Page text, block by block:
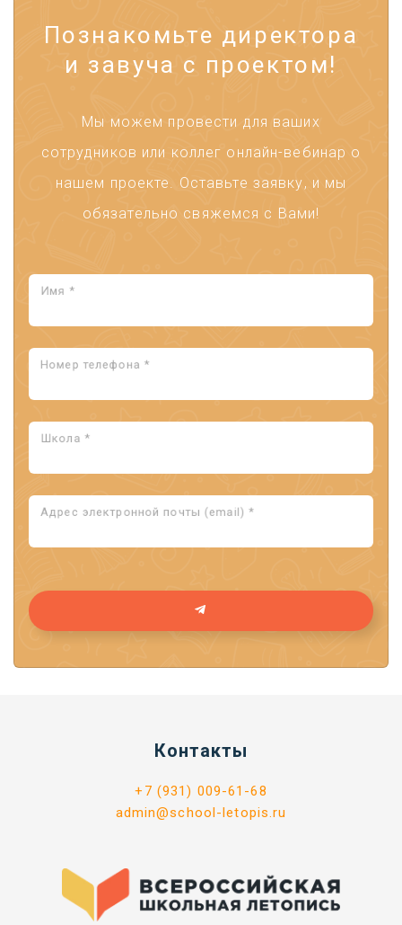
Познакомьте директора
и завуча с проектом!
Мы можем провести для ваших
сотрудников или коллег онлайн-вебинар о
нашем проекте. Оставьте заявку, и мы
обязательно свяжемся с Вами!
Имя *
Номер телефона *
Школа *
Адрес электронной почты (email) *
Контакты
+7 (931) 009-61-68
admin@school-letopis.ru